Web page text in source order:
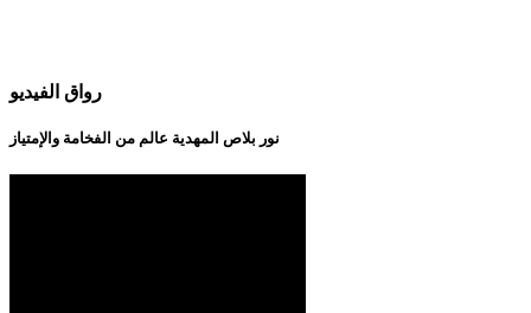
رواق الفيديو
نور بلاص المهدية عالم من الفخامة والإمتياز